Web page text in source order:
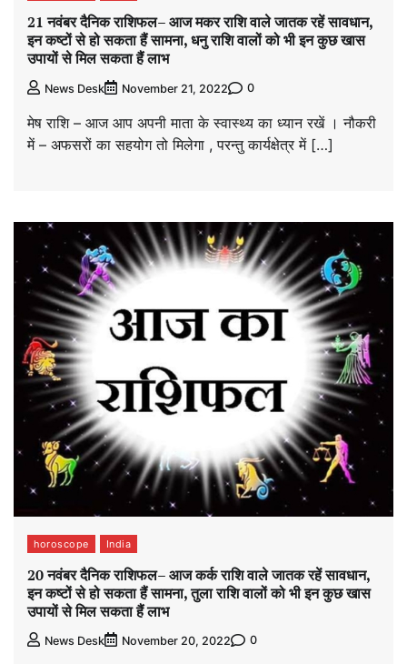
21 नवंबर दैनिक राशिफल– आज मकर राशि वाले जातक रहें सावधान,
इन कष्टों से हो सकता हैं सामना, धनु राशि वालों को भी इन कुछ खास
उपायों से मिल सकता हैं लाभ
News Desk November 21, 2022 0
मेष राशि – आज आप अपनी माता के स्वास्थ्य का ध्यान रखें । नौकरी
में – अफसरों का सहयोग तो मिलेगा , परन्तु कार्यक्षेत्र में […]
horoscope India
20 नवंबर दैनिक राशिफल– आज कर्क राशि वाले जातक रहें सावधान,
इन कष्टों से हो सकता हैं सामना, तुला राशि वालों को भी इन कुछ खास
उपायों से मिल सकता हैं लाभ
News Desk November 20, 2022 0